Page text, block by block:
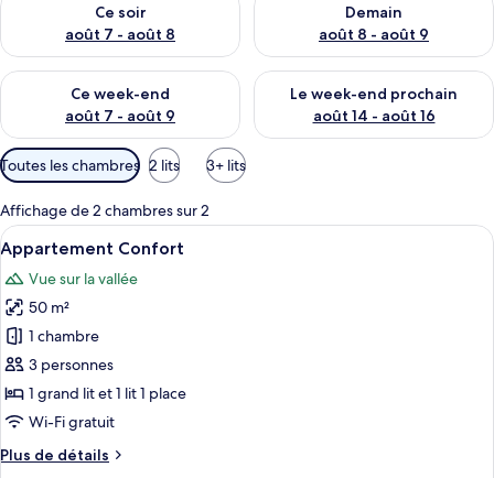
Ce soir
août 7 - août 8
Demain
août 8 - août 9
Ce week-end
août 7 - août 9
Vérifier la disponibilité pour ce week-end août 7 - août 9
Le week-end prochain
août 14 - août 16
Vérifier la disponibilité pour
Filtres
disponibles
pour
les
chambres
Toutes les chambres 2 lits 3+ lits
Affichage de 2 chambres sur 2
Afficher
toutes
les
photos
pour
ce
type
de
chambre :
Appartement
Appartement Confort | Rideaux
18
Appartement Confort
Vue sur la vallée
50 m²
1 chambre
3 personnes
1 grand lit et 1 lit 1 place
Wi-Fi gratuit
Plus de détails
Plus